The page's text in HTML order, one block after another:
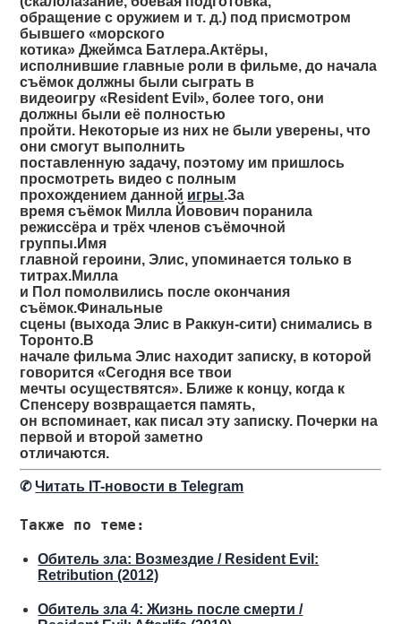
обращение с оружием и т. д.) под присмотром
бывшего «морского
котика» Джеймса Батлера.Актёры,
исполнившие главные роли в фильме, до начала
съёмок должны были сыграть в
видеоигру «Resident Evil», более того, они
должны были её полностью
пройти. Некоторые из них не были уверены, что
они смогут выполнить
поставленную задачу, поэтому им пришлось
просмотреть видео с полным
прохождением данной игры.За
время съёмок Милла Йовович поранила
режиссёра и трёх членов съёмочной
группы.Имя
главной героини, Элис, упоминается только в
титрах.Милла
и Пол помолвились после окончания
съёмок.Финальные
сцены (выхода Элис в Раккун-сити) снимались в
Торонто.В
начале фильма Элис находит записку, в которой
говорится «Сегодня все твои
мечты осуществятся». Ближе к концу, когда к
Спенсеру возвращается память,
он вспоминает, как писал эту записку. Почерки на
первой и второй заметно
отличаются.
✆Читать IT-новости в Telegram
Также по теме:
Обитель зла: Возмездие / Resident Evil:
Retribution (2012)
Обитель зла 4: Жизнь после смерти /